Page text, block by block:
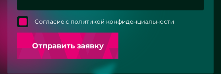
Согласие с политикой конфиденциальности
Отправить заявку